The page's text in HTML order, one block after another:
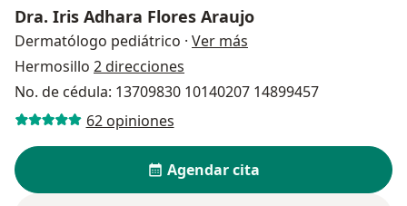
Dra. Iris Adhara Flores Araujo
Dermatólogo pediátrico · Ver más
Hermosillo 2 direcciones
No. de cédula: 13709830 10140207 14899457
62 opiniones
Agendar cita